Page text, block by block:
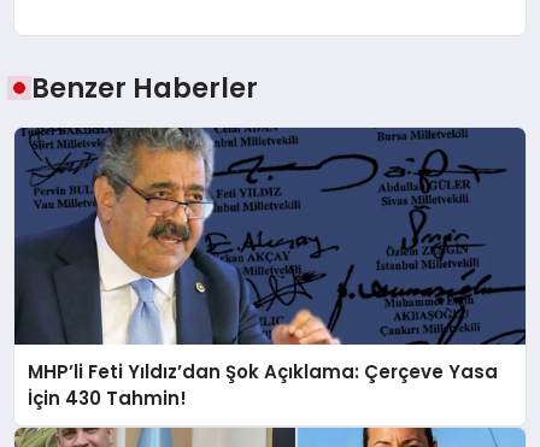
Benzer Haberler
MHP’li Feti Yıldız’dan Şok Açıklama: Çerçeve Yasa
İçin 430 Tahmin!